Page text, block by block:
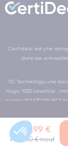
704,99 €
1 609,00 € neuf
Certideal est une
dans ses
VC Technology, une
Hugo, 9230 Levallois ,
numéro 813 979 036
et Solidaire au